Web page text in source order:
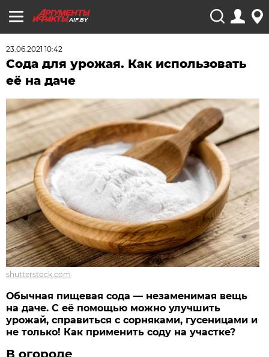
AIF.BY
23.06.2021 10:42
Сода для урожая. Как использовать
её на даче
shutterstock.com
Обычная пищевая сода — незаменимая вещь
на даче. С её помощью можно улучшить
урожай, справиться с сорняками, гусеницами и
не только! Как применить соду на участке?
В огороде